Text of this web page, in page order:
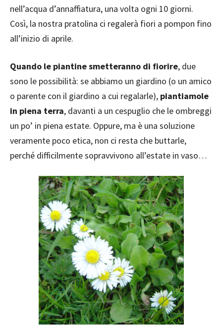
nell’acqua d’annaffiatura, una volta ogni 10 giorni.
Così, la nostra pratolina ci regalerà fiori a pompon fino
all’inizio di aprile.
Quando le piantine smetteranno di fiorire, due
sono le possibilità: se abbiamo un giardino (o un amico
o parente con il giardino a cui regalarle), piantiamole
in piena terra, davanti a un cespuglio che le ombreggi
un po’ in piena estate. Oppure, ma è una soluzione
veramente poco etica, non ci resta che buttarle,
perché difficilmente sopravvivono all’estate in vaso…